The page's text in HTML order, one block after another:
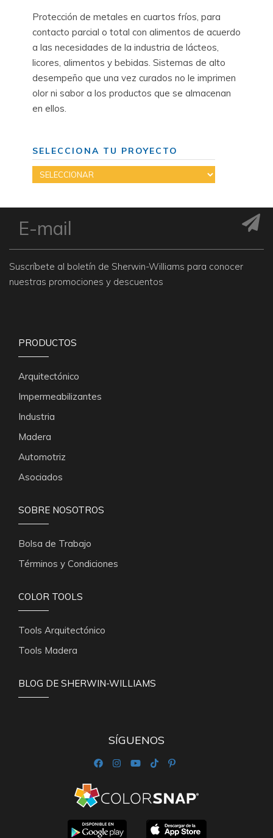
Protección de metales en cuartos fríos, para
contacto parcial o total con alimentos de acuerdo
a las necesidades de la industria de lácteos,
licores, alimentos y bebidas. Sistemas de alto
desempeño que una vez curados no le imprimen
olor ni sabor a los productos que se almacenan
en ellos.
SELECCIONA TU PROYECTO
Suscríbete al boletín de Sherwin-Williams para conocer
nuestras promociones y descuentos
PRODUCTOS
Arquitectónico
Impermeabilizantes
Industria
Madera
Automotriz
Asociados
SOBRE NOSOTROS
Bolsa de Trabajo
Términos y Condiciones
COLOR TOOLS
Tools Arquitectónico
Tools Madera
BLOG DE SHERWIN-WILLIAMS
SÍGUENOS